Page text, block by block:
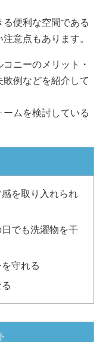
便利な空間である
意点もあります。
ニーのメリット・
例などを紹介して
ムを検討している
を取り入れられ
でも洗濯物を干
守れる